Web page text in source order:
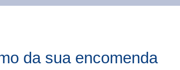
da sua encomenda